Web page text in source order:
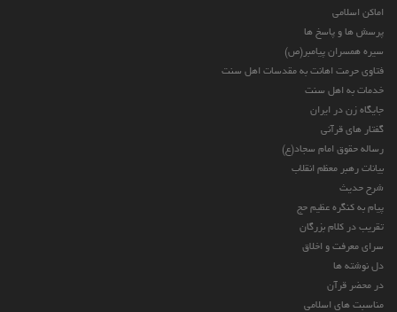
اماکن اسلامی
پرسش ها و پاسخ ها
سیره همسران پیامبر(ص)
فتاوی حرمت اهانت به مقدسات اهل سنت
خدمات به اهل سنت
جایگاه زن در ایران
گفتار های قرآنی
رساله حقوق امام سجاد(ع)
بیانات رهبر معظم انقلاب
شرح حدیث
پیام به کنگره عظیم حج
تقریب در کلام بزرگان
سرای معرفت و اخلاق
دل نوشته ها
در محضر قرآن
مناسبت های اسلامی